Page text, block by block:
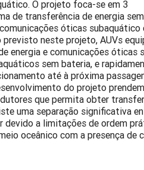
O projeto foca-se em 3
de transferência de energia
óticas subaquático
previsto neste projeto, AUVs
energia e comunicações óticas
sem bateria, e
até à próxima
do projeto
que permita obter
uma separação significativa
devido a limitações de ordem
oceânico com a presença de